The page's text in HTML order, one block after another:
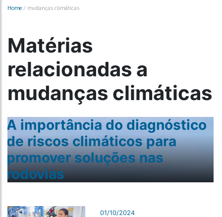
Home / mudanças climáticas
Matérias
relacionadas a
mudanças climáticas
A importância do diagnóstico
de riscos climáticos para
promover soluções nas
rodovias
01/10/2024